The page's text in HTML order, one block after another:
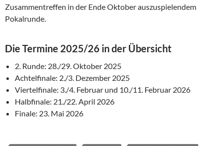
Zusammentreffen in der Ende Oktober auszuspielendem
Pokalrunde.
Die Termine 2025/26 in der Übersicht
2. Runde: 28./29. Oktober 2025
Achtelfinale: 2./3. Dezember 2025
Viertelfinale: 3./4. Februar und 10./11. Februar 2026
Halbfinale: 21./22. April 2026
Finale: 23. Mai 2026